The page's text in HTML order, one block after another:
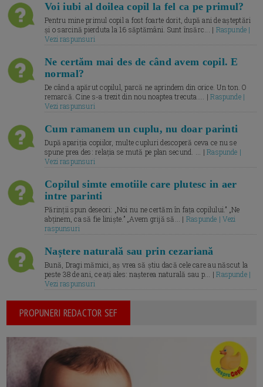
Voi iubi al doilea copil la fel ca pe primul?
Pentru mine primul copil a fost foarte dorit, după ani de așteptări
și o sarcină pierduta la 16 săptămâni. Sunt însărc... | Raspunde |
Vezi raspunsuri
Ne certăm mai des de când avem copil. E
normal?
De când a apărut copilul, parcă ne aprindem din orice. Un ton. O
remarcă. Cine s-a trezit din nou noaptea trecuta.... |Raspunde |
Vezi raspunsuri
Cum ramanem un cuplu, nu doar parinti
După apariția copiilor, multe cupluri descoperă ceva ce nu se
spune prea des: relația se mută pe plan secund. ... |Raspunde |
Vezi raspunsuri
Copilul simte emotiile care plutesc in aer
intre parinti
Părinții spun deseori: „Noi nu ne certăm în fața copilului.” „Ne
abținem, ca să fie liniște.” „Avem grijă să... | Raspunde | Vezi
raspunsuri
Naștere naturală sau prin cezariană
Bună, Dragi mămici, aș vrea să știu dacă cele care au născut la
peste 38 de ani, ce ați ales: nașterea naturală sau p... |Raspunde |
Vezi raspunsuri
PROPUNERI REDACTOR SEF